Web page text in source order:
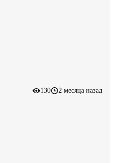
130 2 месяца назад